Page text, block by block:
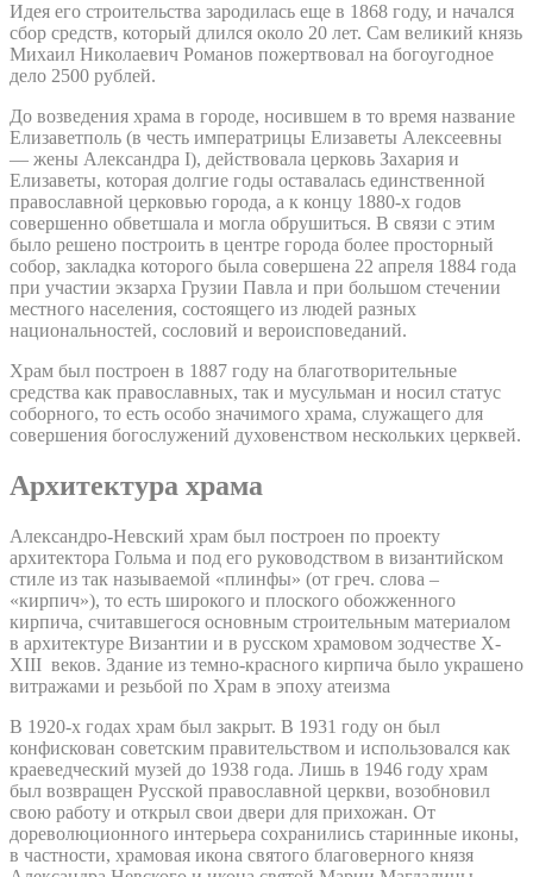
Идея его строительства зародилась еще в 1868 году, и начался
сбор средств, который длился около 20 лет. Сам великий князь
Михаил Николаевич Романов пожертвовал на богоугодное
дело 2500 рублей.
До возведения храма в городе, носившем в то время название
Елизаветполь (в честь императрицы Елизаветы Алексеевны
— жены Александра I), действовала церковь Захария и
Елизаветы, которая долгие годы оставалась единственной
православной церковью города, а к концу 1880-х годов
совершенно обветшала и могла обрушиться. В связи с этим
было решено построить в центре города более просторный
собор, закладка которого была совершена 22 апреля 1884 года
при участии экзарха Грузии Павла и при большом стечении
местного населения, состоящего из людей разных
национальностей, сословий и вероисповеданий.
Храм был построен в 1887 году на благотворительные
средства как православных, так и мусульман и носил статус
соборного, то есть особо значимого храма, служащего для
совершения богослужений духовенством нескольких церквей.
Архитектура храма
Александро-Невский храм был построен по проекту
архитектора Гольма и под его руководством в византийском
стиле из так называемой «плинфы» (от греч. слова –
«кирпич»), то есть широкого и плоского обожженного
кирпича, считавшегося основным строительным материалом
в архитектуре Византии и в русском храмовом зодчестве X-
XIII веков. Здание из темно-красного кирпича было украшено
витражами и резьбой по Храм в эпоху атеизма
В 1920-х годах храм был закрыт. В 1931 году он был
конфискован советским правительством и использовался как
краеведческий музей до 1938 года. Лишь в 1946 году храм
был возвращен Русской православной церкви, возобновил
свою работу и открыл свои двери для прихожан. От
дореволюционного интерьера сохранились старинные иконы,
в частности, храмовая икона святого благоверного князя